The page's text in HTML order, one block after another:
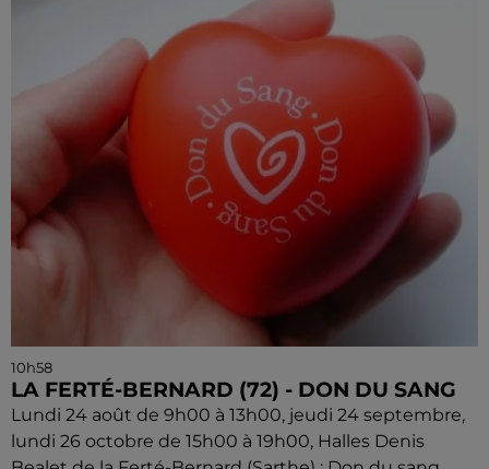
10h58
LA FERTÉ-BERNARD (72) - DON DU SANG
Lundi 24 août de 9h00 à 13h00, jeudi 24 septembre,
lundi 26 octobre de 15h00 à 19h00, Halles Denis